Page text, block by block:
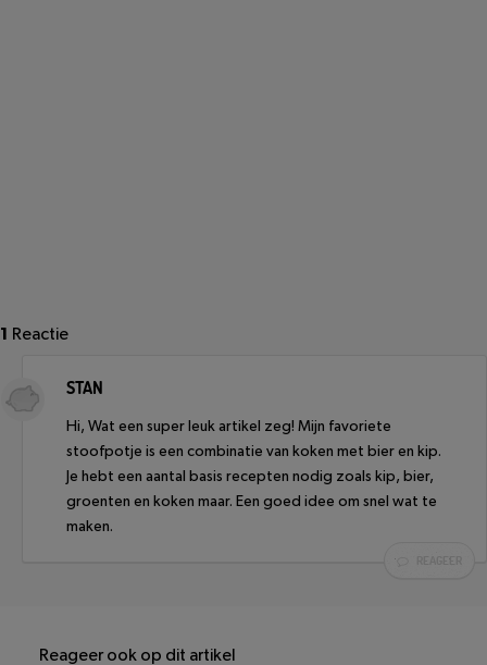
1 Reactie
STAN
Hi, Wat een super leuk artikel zeg! Mijn favoriete
stoofpotje is een combinatie van koken met bier en kip.
Je hebt een aantal basis recepten nodig zoals kip, bier,
groenten en koken maar. Een goed idee om snel wat te
maken.
REAGEER
Reageer ook op dit artikel